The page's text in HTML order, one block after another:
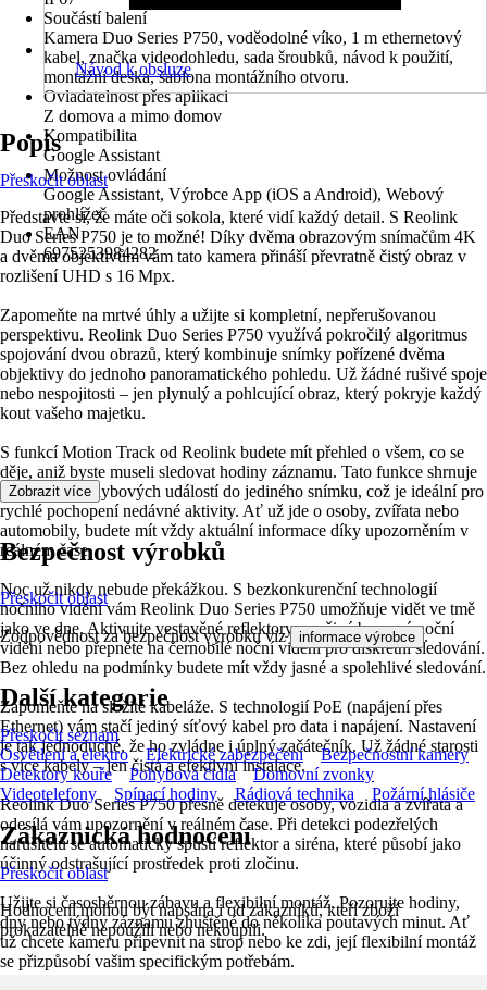
Součástí balení
Kamera Duo Series P750, voděodolné víko, 1 m ethernetový
kabel, značka videodohledu, sada šroubků, návod k použití,
montážní deska, šablona montážního otvoru.
Ovladatelnost přes aplikaci
Z domova a mimo domov
Kompatibilita
Google Assistant
Možnost ovládání
Google Assistant, Výrobce App (iOS a Android), Webový
prohlížeč
EAN
6975253984282
Návod k obsluze
Popis
Přeskočit oblast
Představte si, že máte oči sokola, které vidí každý detail. S Reolink
Duo Series P750 je to možné! Díky dvěma obrazovým snímačům 4K
a dvěma objektivům vám tato kamera přináší převratně čistý obraz v
rozlišení UHD s 16 Mpx.
Zapomeňte na mrtvé úhly a užijte si kompletní, nepřerušovanou
perspektivu. Reolink Duo Series P750 využívá pokročilý algoritmus
spojování dvou obrazů, který kombinuje snímky pořízené dvěma
objektivy do jednoho panoramatického pohledu. Už žádné rušivé spoje
nebo nespojitosti – jen plynulý a pohlcující obraz, který pokryje každý
kout vašeho majetku.
S funkcí Motion Track od Reolink budete mít přehled o všem, co se
děje, aniž byste museli sledovat hodiny záznamu. Tato funkce shrnuje
15 sekund pohybových událostí do jediného snímku, což je ideální pro
rychlé pochopení nedávné aktivity. Ať už jde o osoby, zvířata nebo
automobily, budete mít vždy aktuální informace díky upozorněním v
reálném čase.
Noc už nikdy nebude překážkou. S bezkonkurenční technologií
nočního vidění vám Reolink Duo Series P750 umožňuje vidět ve tmě
jako ve dne. Aktivujte vestavěné reflektory pro živé barevné noční
vidění nebo přepněte na černobílé noční vidění pro diskrétní sledování.
Bez ohledu na podmínky budete mít vždy jasné a spolehlivé sledování.
Zapomeňte na složité kabeláže. S technologií PoE (napájení přes
Ethernet) vám stačí jediný síťový kabel pro data i napájení. Nastavení
je tak jednoduché, že ho zvládne i úplný začátečník. Už žádné starosti
s více kabely – jen čistá a efektivní instalace.
Reolink Duo Series P750 přesně detekuje osoby, vozidla a zvířata a
odesílá vám upozornění v reálném čase. Při detekci podezřelých
narušitelů se automaticky spustí reflektor a siréna, které působí jako
účinný odstrašující prostředek proti zločinu.
Užijte si časosběrnou zábavu a flexibilní montáž. Pozorujte hodiny,
dny nebo týdny záznamu zhuštěné do několika poutavých minut. Ať
už chcete kameru připevnit na strop nebo ke zdi, její flexibilní montáž
se přizpůsobí vašim specifickým potřebám.
Zobrazit více
Bezpečnost výrobků
Přeskočit oblast
Zodpovědnost za bezpečnost výrobku viz informace výrobce .
Další kategorie
Přeskočit seznam
Osvětlení a elektro
Elektrické zabezpečení
Bezpečnostní kamery
Detektory kouře
Pohybová čidla
Domovní zvonky
Videotelefony
Spínací hodiny Rádiová technika Požární hlásiče
Zákaznická hodnocení
Přeskočit oblast
Hodnocení mohou být napsána i od zákazníků, kteří zboží
prokazatelně nepoužili nebo nekoupili.